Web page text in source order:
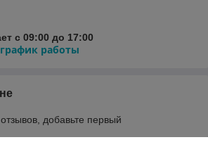
с 09:00 до 17:00
работы
добавьте первый